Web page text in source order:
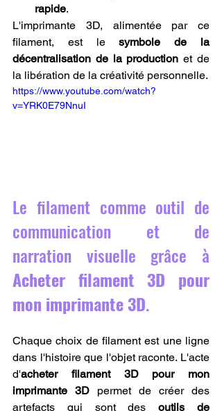
rapide.
L'imprimante 3D, alimentée par ce
filament, est le symbole de la
décentralisation de la production et de
la libération de la créativité personnelle.
https://www.youtube.com/watch?
v=YRK0E79NnuI
Le filament comme outil de
communication et de
Acheter filament 3D pour
mon imprimante 3D.
Chaque choix de filament est une ligne
dans l'histoire que l'objet raconte. L'acte
d'acheter filament 3D pour mon
imprimante 3D permet de créer des
artefacts qui sont des outils de